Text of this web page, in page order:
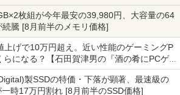
枚組が今年最安の39,980円、大容量の64
続騰 [8月前半のメモリ価格]
上げで10万円超え。近い性能のゲーミングP
らになる？【石田賀津男の『酒の肴にPCゲ
製SSDの特価・下落が顕著、最速級の
一時17万円割れ [8月前半のSSD価格]